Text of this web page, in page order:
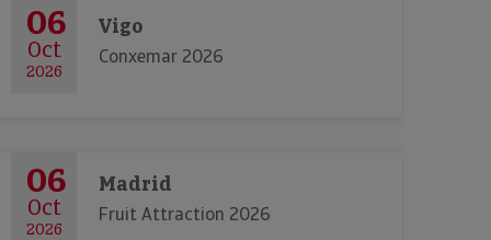
06
Oct
2026
Vigo
Conxemar 2026
06
Oct
2026
Madrid
Fruit Attraction 2026